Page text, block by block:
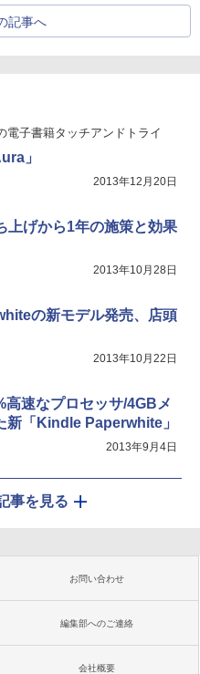
記事へ
電子書籍タッチアンドトライ
」
2013年12月20日
上げから1年の施策と効果
2013年10月28日
の新モデル発売、店頭
2013年10月22日
速なプロセッサ/4GBメ
新「Kindle Paperwhite」
2013年9月4日
事を見る
お問い合わせ
編集部へのご連絡
会社概要